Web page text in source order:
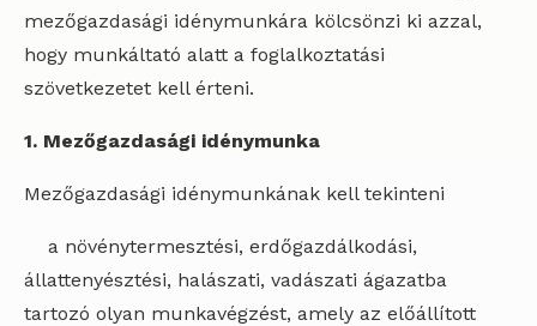
mezőgazdasági idénymunkára kölcsönzi ki azzal,
hogy munkáltató alatt a foglalkoztatási
szövetkezetet kell érteni.
1. Mezőgazdasági idénymunka
Mezőgazdasági idénymunkának kell tekinteni
a növénytermesztési, erdőgazdálkodási,
állattenyésztési, halászati, vadászati ágazatba
tartozó olyan munkavégzést, amely az előállított